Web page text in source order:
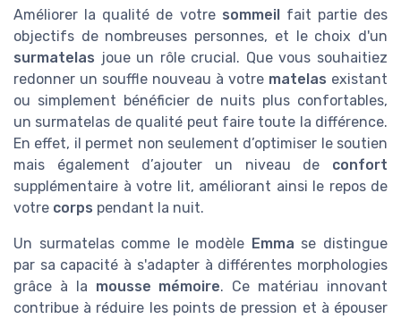
Améliorer la qualité de votre sommeilfait partie des
objectifs de nombreuses personnes, et le choix d'un
surmatelas joue un rôle crucial. Que vous souhaitiez
redonner un souffle nouveau à votre matelas existant
ou simplement bénéficier de nuits plus confortables,
un surmatelas de qualité peut faire toute la différence.
En effet, il permet non seulement d’optimiser le soutien
mais également d’ajouter un niveau de confort
supplémentaire à votre lit, améliorant ainsi le repos de
votre corps pendant la nuit.
Un surmatelas comme le modèle Emma se distingue
par sa capacité à s'adapter à différentes morphologies
grâce à la mousse mémoire. Ce matériau innovant
contribue à réduire les points de pression et à épouser